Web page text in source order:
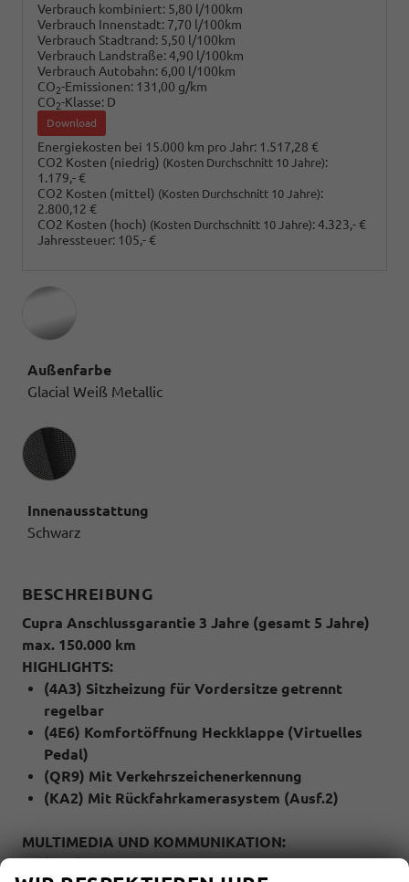
Verbrauch kombiniert: 5,80 l/100km
Verbrauch Innenstadt: 7,70 l/100km
Verbrauch Stadtrand: 5,50 l/100km
Verbrauch Landstraße:4,90 l/100km
Verbrauch Autobahn: 6,00 l/100km
CO2-Emissionen: 131,00 g/km
CO2-Klasse: D
Download
Energiekosten bei 15.000 km pro Jahr: 1.517,28 €
CO2 Kosten (niedrig) (Kosten Durchschnitt 10 Jahre):
1.179,- €
CO2 Kosten (mittel) (Kosten Durchschnitt 10 Jahre):
2.800,12 €
CO2 Kosten (hoch) (Kosten Durchschnitt 10 Jahre):4.323,- €
Jahressteuer: 105,- €
Außenfarbe
Glacial Weiß Metallic
Innenausstattung
Innenausstattung
Schwarz
BESCHREIBUNG
Cupra Anschlussgarantie 3 Jahre (gesamt 5 Jahre)
max. 150.000 km
HIGHLIGHTS:
(4A3) Sitzheizung für Vordersitze getrennt
regelbar
(4E6) Komfortöffnung Heckklappe (Virtuelles
Pedal)
(QR9) Mit Verkehrszeichenerkennung
(KA2) Mit Rückfahrkamerasystem (Ausf.2)
MULTIMEDIA UND KOMMUNIKATION:
(QV3) Digitaler Radioempfang